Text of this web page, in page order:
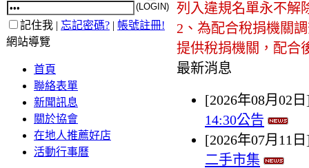
記住我 | 忘記密碼? | 帳號註冊!
網站導覽
首頁
聯絡表單
新聞訊息
關於協會
在地人推薦好店
活動行事曆
列入違規名單永不解
2、為配合稅捐機關
提供稅捐機關，配合
最新消息
[2026年08月02
14:30公告
[2026年07月11
二手市集